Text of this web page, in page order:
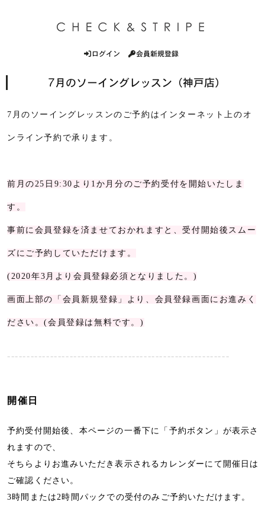
ログイン 会員新規登録
7月のソーイングレッスン（神戸店）
7月のソーイングレッスンのご予約はインターネット上のオ
ンライン予約で承ります。
前月の25日9:30より1か月分のご予約受付を開始いたしま
す。
事前に会員登録を済ませておかれますと、受付開始後スムー
ズにご予約していただけます。
(2020年3月より会員登録必須となりました。)
画面上部の「会員新規登録」より、会員登録画面にお進みく
ださい。(会員登録は無料です。)
---------------------------------------------------------
開催日
予約受付開始後、本ページの一番下に「予約ボタン」が表示さ
れますので、
そちらよりお進みいただき表示されるカレンダーにて開催日は
ご確認ください。
3時間または2時間パックでの受付のみご予約いただけます。